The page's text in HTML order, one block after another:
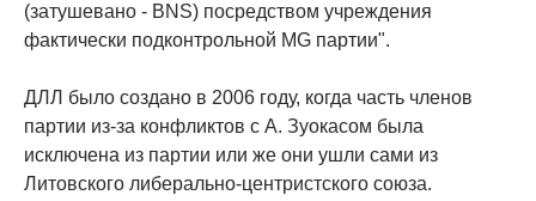
(затушевано - BNS) посредством учреждения
фактически подконтрольной MG партии".
ДЛЛ было создано в 2006 году, когда часть членов
партии из-за конфликтов с А. Зуокасом была
исключена из партии или же они ушли сами из
Литовского либерально-центристского союза.